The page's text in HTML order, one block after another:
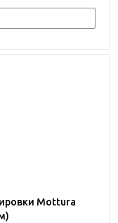
Mottura